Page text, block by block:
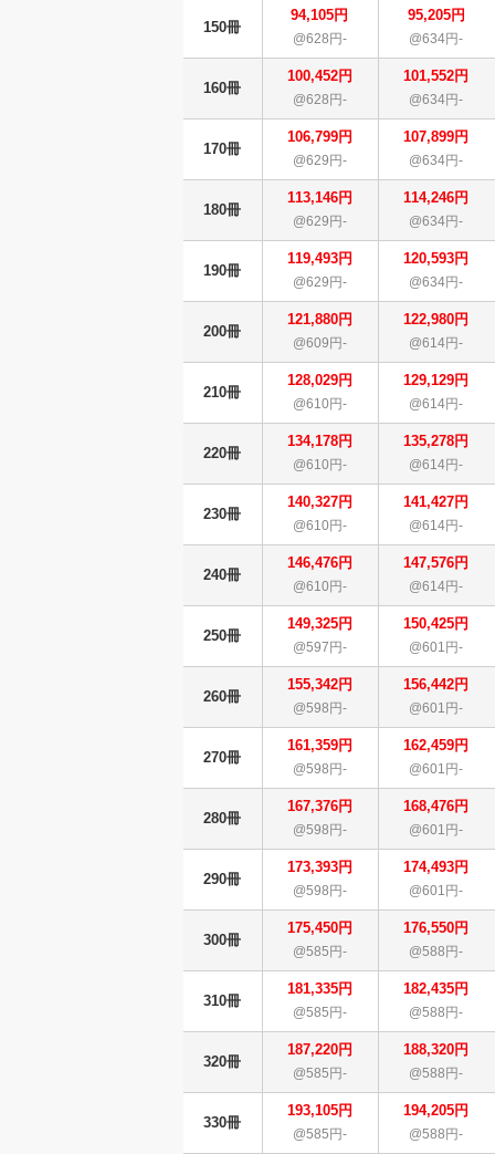
150冊
94,105円
@628円-
95,205円
@634円-
160冊
100,452円
@628円-
101,552円
@634円-
170冊
106,799円
@629円-
107,899円
@634円-
180冊
113,146円
@629円-
114,246円
@634円-
190冊
119,493円
@629円-
120,593円
@634円-
200冊
121,880円
@609円-
122,980円
@614円-
210冊
128,029円
@610円-
129,129円
@614円-
220冊
134,178円
@610円-
135,278円
@614円-
230冊
140,327円
@610円-
141,427円
@614円-
240冊
146,476円
@610円-
147,576円
@614円-
250冊
149,325円
@597円-
150,425円
@601円-
260冊
155,342円
@598円-
156,442円
@601円-
270冊
161,359円
@598円-
162,459円
@601円-
280冊
167,376円
@598円-
168,476円
@601円-
290冊
173,393円
@598円-
174,493円
@601円-
300冊
175,450円
@585円-
176,550円
@588円-
310冊
181,335円
@585円-
182,435円
@588円-
320冊
187,220円
@585円-
188,320円
@588円-
330冊
193,105円
@585円-
194,205円
@588円-